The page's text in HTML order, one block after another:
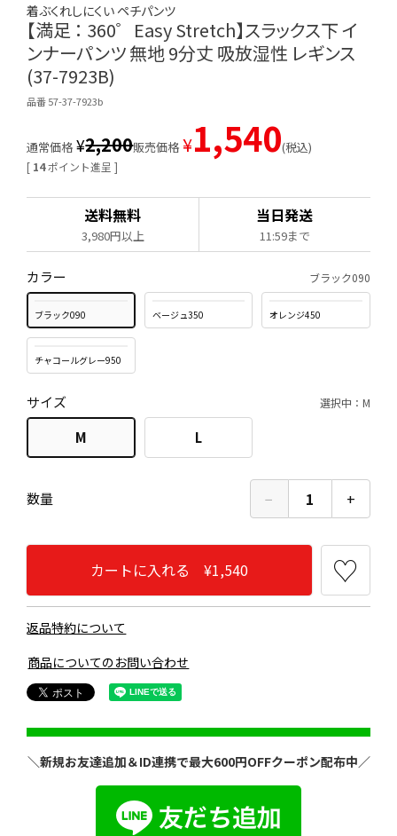
着ぶくれしにくい ペチパンツ
【満足 ： 360゜Easy Stretch】スラックス下 イ
ンナーパンツ 無地 9分丈 吸放湿性 レギンス
(37-7923B)
品番 57-37-7923b
[ 14ポイント進呈 ]
通常価格 ¥2,200販売価格 ¥1,540 税込
送料無料
3,980円以上
当日発送
11:59まで
カラー ブラック090
ブラック090 ベージュ350 オレンジ450
チャコールグレー950
サイズ 選択中：M
M L
数量 − 1 +
カートに入れる ¥1,540
返品特約について
商品についてのお問い合わせ
＼新規お友達追加＆ID連携で最大600円OFFクーポン配布中／